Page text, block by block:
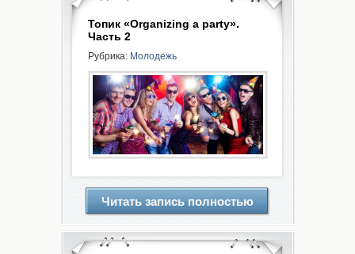
Топик «Organizing a party».
Часть 2
Рубрика: Молодежь
Читать запись полностью